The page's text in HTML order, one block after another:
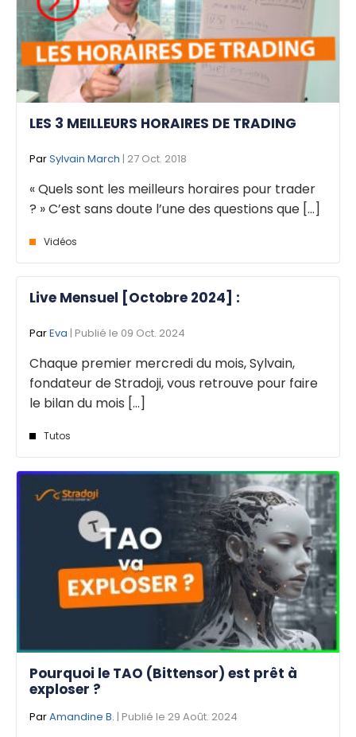
LES 3 MEILLEURS HORAIRES DE TRADING
ParSylvain March | 27 Oct. 2018
« Quels sont les meilleurs horaires pour trader
? » C’est sans doute l’une des questions que [...]
Vidéos
Live Mensuel [Octobre 2024] :
ParEva | Publié le 09 Oct. 2024
Chaque premier mercredi du mois, Sylvain,
fondateur de Stradoji, vous retrouve pour faire
le bilan du mois [...]
Tutos
Pourquoi le TAO (Bittensor) est prêt à
exploser ?
ParAmandine B. | Publié le 29 Août. 2024